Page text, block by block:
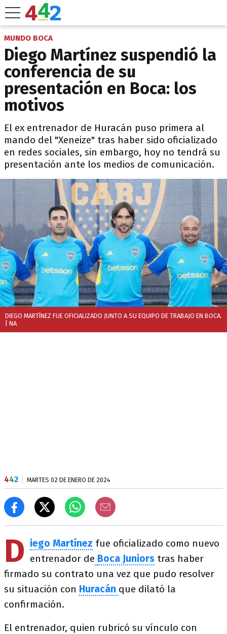
MUNDO BOCA
Diego Martínez suspendió la
conferencia de su
presentación en Boca: los
motivos
El ex entrenador de Huracán puso primera al
mando del "Xeneize" tras haber sido oficializado
en redes sociales, sin embargo, hoy no tendrá su
presentación ante los medios de comunicación.
DIEGO MARTÍNEZ FUE OFICIALIZADO JUNTO A SU EQUIPO DE TRABAJO EN BOCA.
| NA
442 MARTES 02 DE ENERO DE 2024
D iego Martínez fue oficializado como nuevo
entrenador de Boca Juniors tras haber
firmado su contrato una vez que pudo resolver
su situación con Huracán que dilató la
confirmación.
El entrenador, quien rubricó su vínculo con